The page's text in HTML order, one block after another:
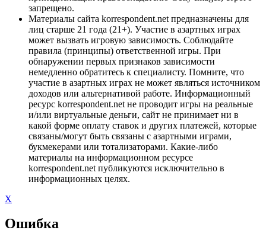
запрещено.
Материалы сайта korrespondent.net предназначены для
лиц старше 21 года (21+). Участие в азартных играх
может вызвать игровую зависимость. Соблюдайте
правила (принципы) ответственной игры. При
обнаружении первых признаков зависимости
немедленно обратитесь к специалисту. Помните, что
участие в азартных играх не может являться источником
доходов или альтернативой работе. Информационный
ресурс korrespondent.net не проводит игры на реальные
и/или виртуальные деньги, сайт не принимает ни в
какой форме оплату ставок и других платежей, которые
связаны/могут быть связаны с азартными играми,
букмекерами или тотализаторами. Какие-либо
материалы на информационном ресурсе
korrespondent.net публикуются исключительно в
информационных целях.
X
Ошибка